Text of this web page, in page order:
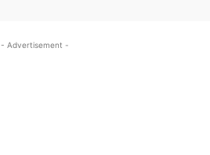
- Advertisement -